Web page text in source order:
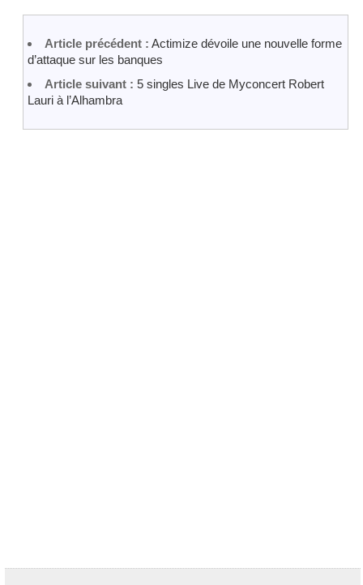
Article précédent : Actimize dévoile une nouvelle forme
d’attaque sur les banques
Article suivant : 5 singles Live de Myconcert Robert
Lauri à l’Alhambra